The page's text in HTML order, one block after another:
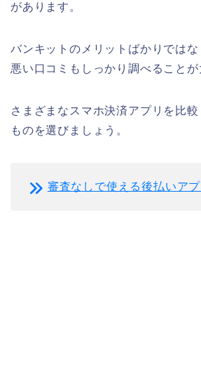
があります。
バンキットのメリットばかりでは
悪い口コミもしっかり調べることが
さまざまなスマホ決済アプリを比
ものを選びましょう。
審査なしで使える後払いア